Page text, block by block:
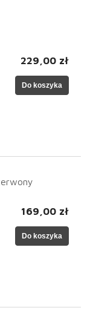
229,00 zł
Do koszyka
169,00 zł
Do koszyka